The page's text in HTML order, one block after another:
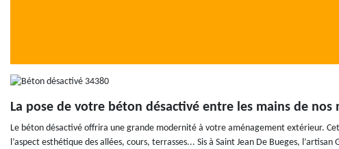
La pose de votre béton désactivé entre les mains de nos
Le béton désactivé offrira une grande modernité à votre aménagement extérieur.
l’aspect esthétique des allées, cours, terrasses... Sis à Saint Jean De Bueges,